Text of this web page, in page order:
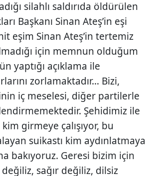
silahlı saldırıda öldürülen
Başkanı Sinan Ateş’in eşi
eşim Sinan Ateş’in tertemiz
için memnun olduğum
yaptığı açıklama ile
zorlamaktadır… Bizi,
iç meselesi, diğer partilerle
Şehidimiz ile
girmeye çalışıyor, bu
suikastı kim aydınlatmaya
bakıyoruz. Geresi bizim için
sağır değiliz, dilsiz